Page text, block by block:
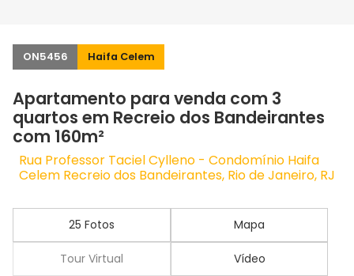
ON5456 Haifa Celem
Apartamento para venda com 3
quartos em Recreio dos Bandeirantes
com 160m²
Rua Professor Taciel Cylleno - Condomínio Haifa
Celem Recreio dos Bandeirantes, Rio de Janeiro, RJ
25 Fotos Mapa
Tour Virtual Vídeo